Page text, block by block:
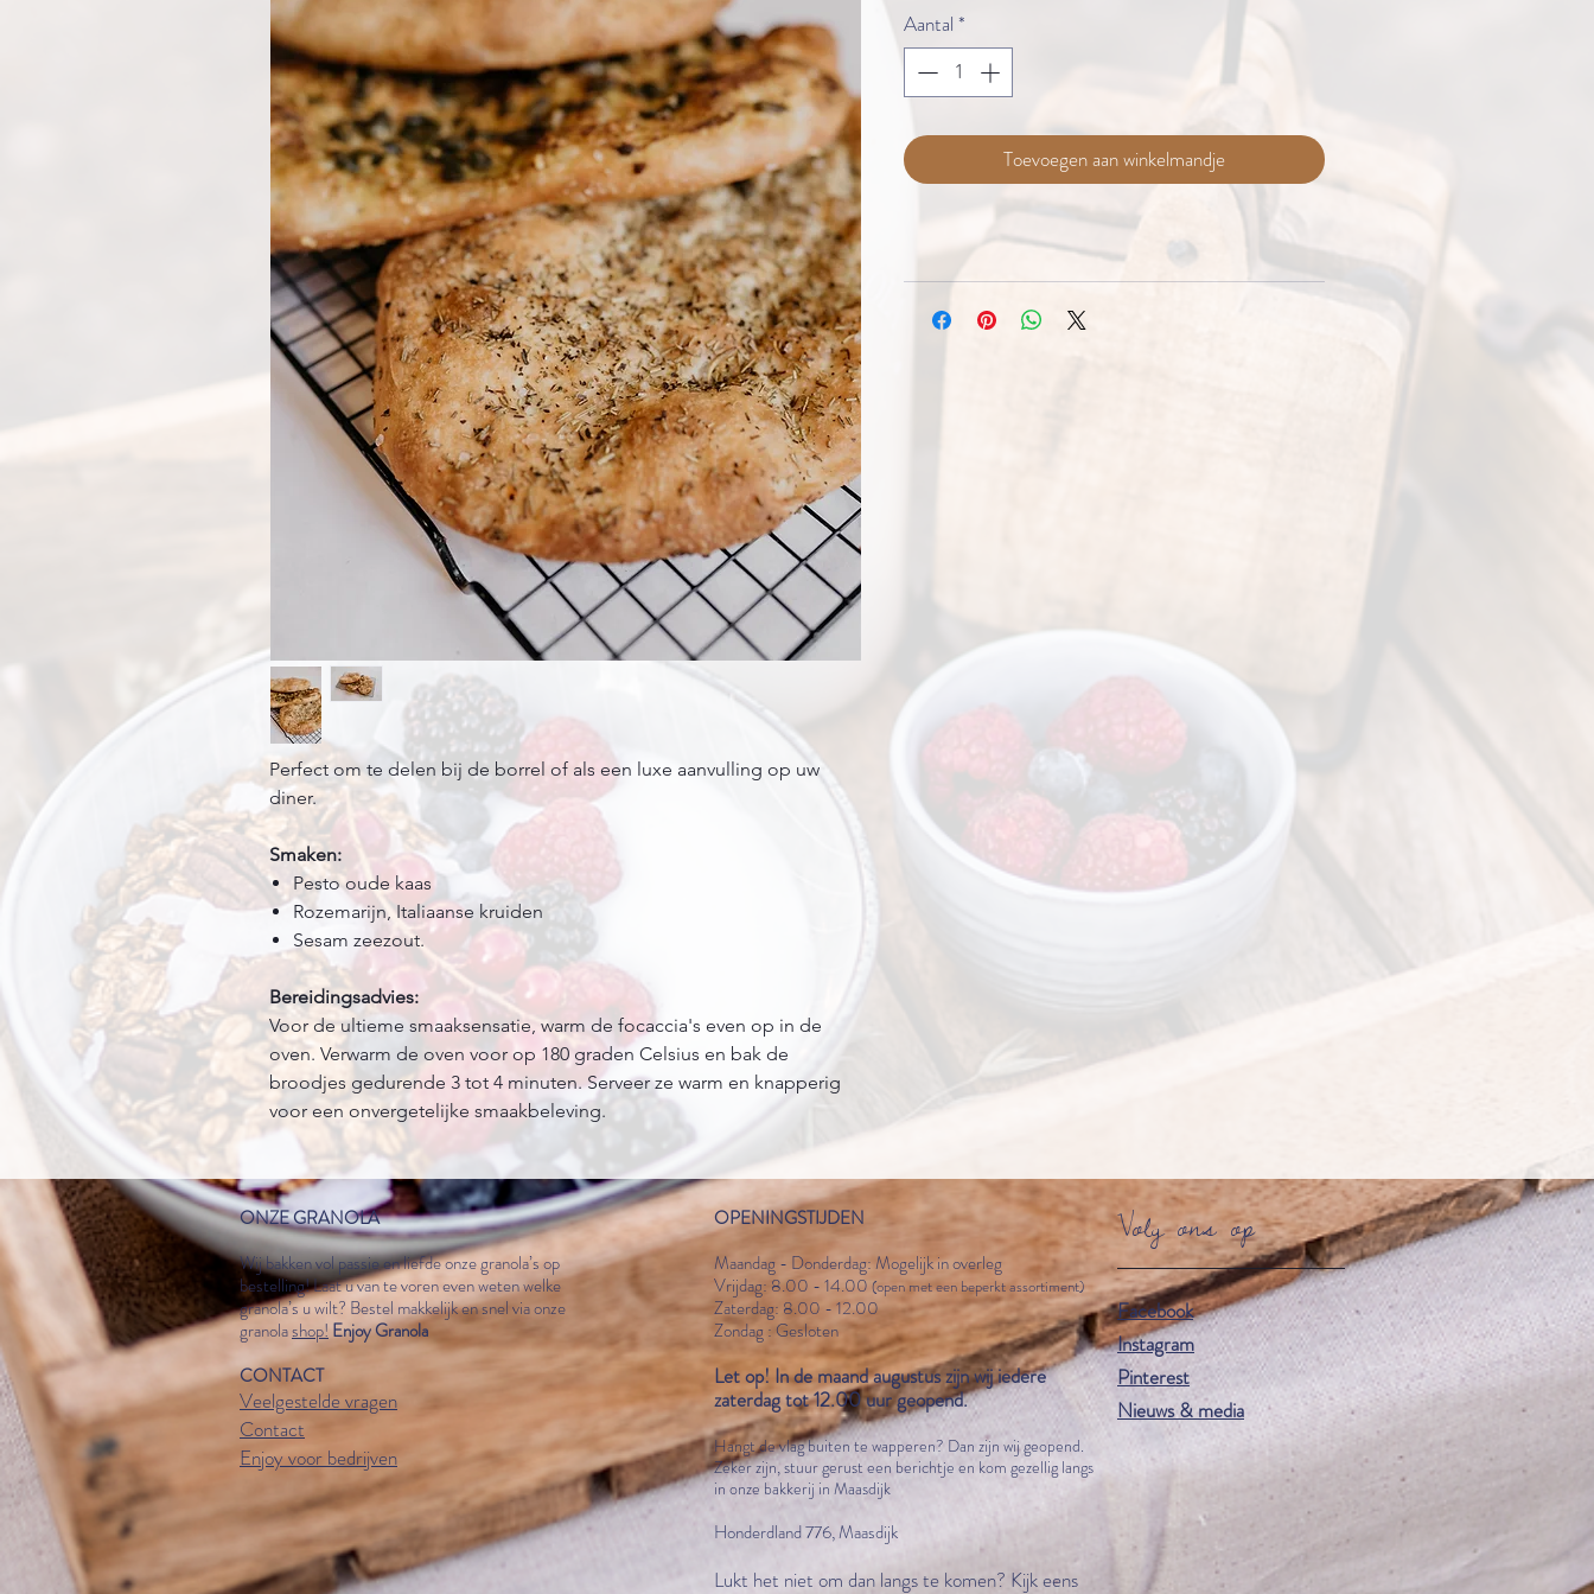
Perfect om te delen bij de borrel of als een luxe aanvulling op uw
diner.
Smaken:
Pesto oude kaas
Rozemarijn, Italiaanse kruiden
Sesam zeezout.
Bereidingsadvies:
Voor de ultieme smaaksensatie, warm de focaccia's even op in de
oven. Verwarm de oven voor op 180 graden Celsius en bak de
broodjes gedurende 3 tot 4 minuten. Serveer ze warm en knapperig
voor een onvergetelijke smaakbeleving.
Aantal *
Toevoegen aan winkelmandje
ONZE GRANOLA
Wij bakken vol passie en liefde onze granola’s op
bestelling! Laat u van te voren even weten welke
granola’s u wilt? Bestel makkelijk en snel via onze
granolashop!Enjoy Granola
CONTACT
Veelgestelde vragen
Contact
Enjoy voor bedrijven
OPENINGSTIJDEN
Maandag - Donderdag: Mogelijk in overleg
Vrijdag: 8.00 - 14.00 (open met een beperkt assortiment)
Zaterdag: 8.00 - 12.00
Zondag : Gesloten
Let op! In de maand augustus zijn wij iedere
zaterdag tot 12.00 uur geopend.
Hangt de vlagbuiten te wapperen? Dan zijn wij geopend.
Zeker zijn, stuur gerust een berichtje en kom gezellig langs
in onze bakkerij in Maasdijk
Honderdland 776, Maasdijk
Lukt het niet om dan langs te komen? Kijk eens
Volg ons op
Facebook
Instagram
Pinterest
Nieuws & media